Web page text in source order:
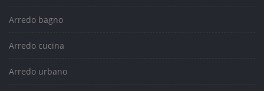
Arredo bagno
Arredo cucina
Arredo urbano